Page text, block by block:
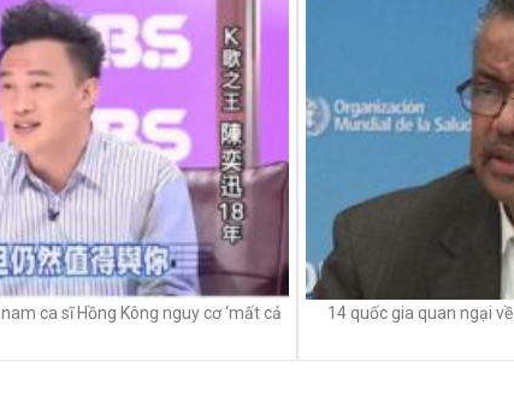
ca sĩ Hồng Kông nguy cơ ‘mất cả
14 quốc gia quan ngại